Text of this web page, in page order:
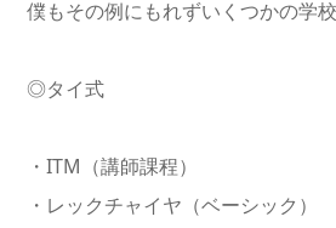
僕もその例にもれずいくつかの学
◎タイ式
・ITM（講師課程）
・レックチャイヤ（ベーシック）